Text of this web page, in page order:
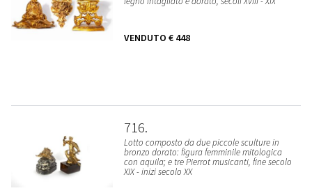
VENDUTO € 448
716
Lotto composto da due piccole sculture in
bronzo dorato: figura femminile mitologica
con aquila; e tre Pierrot musicanti, fine secolo
XIX - inizi secolo XX